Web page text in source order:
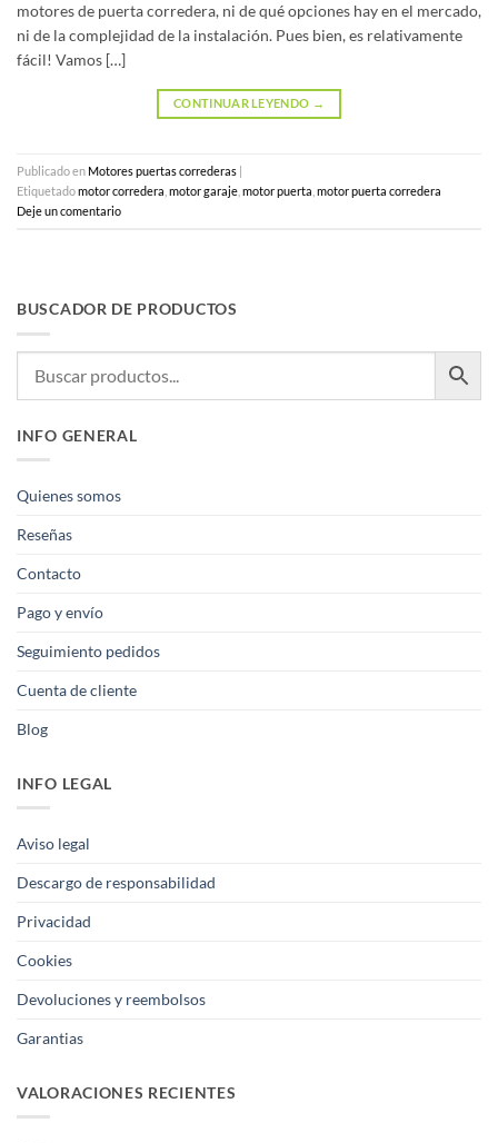
motores de puerta corredera, ni de qué opciones hay en el mercado,
ni de la complejidad de la instalación. Pues bien, es relativamente
fácil! Vamos […]
CONTINUAR LEYENDO →
Publicado en Motores puertas correderas |
Etiquetadomotor corredera motor garaje motor puerta motor puerta corredera
Deje un comentario
BUSCADOR DE PRODUCTOS
INFO GENERAL
Quienes somos
Reseñas
Contacto
Pago y envío
Seguimiento pedidos
Cuenta de cliente
Blog
INFO LEGAL
Aviso legal
Descargo de responsabilidad
Privacidad
Cookies
Devoluciones y reembolsos
Garantias
VALORACIONES RECIENTES